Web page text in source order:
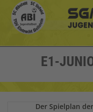
E1-
Der Spielplan